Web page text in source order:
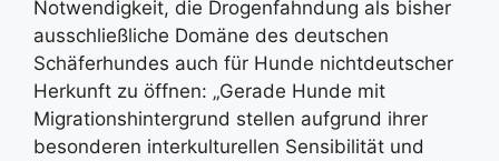
Notwendigkeit, die Drogenfahndung als bisher
ausschließliche Domäne des deutschen
Schäferhundes auch für Hunde nichtdeutscher
Herkunft zu öffnen: „Gerade Hunde mit
Migrationshintergrund stellen aufgrund ihrer
besonderen interkulturellen Sensibilität und